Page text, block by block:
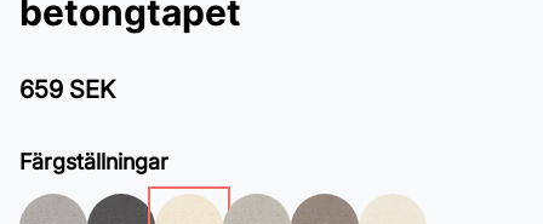
betongtapet
659 SEK
Färgställningar